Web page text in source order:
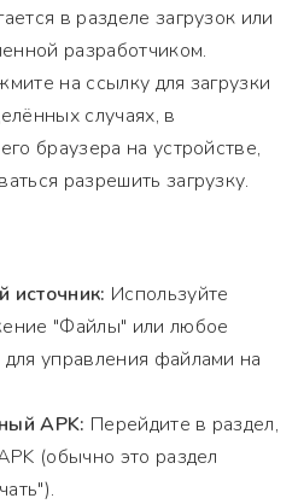
в разделе загрузок или
разработчиком.
на ссылку для загрузки
случаях, в
браузера на устройстве,
разрешить загрузку.
источник: Используйте
"Файлы" или любое
управления файлами на
APK: Перейдите в раздел,
(обычно это раздел